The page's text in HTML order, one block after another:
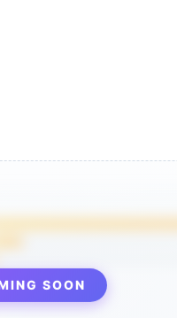
SOON